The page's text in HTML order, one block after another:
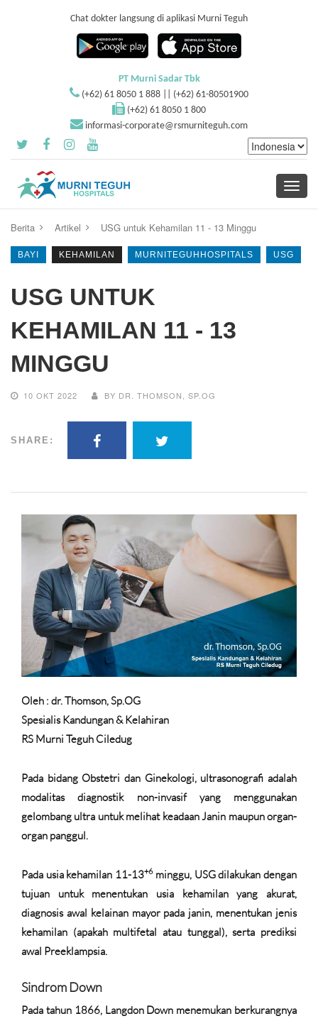
Chat dokter langsung di aplikasi Murni Teguh
PT Murni Sadar Tbk
(+62) 61 8050 1 888 || (+62) 61-80501900
(+62) 61 8050 1 800
informasi-corporate@rsmurniteguh.com
Toggle
Berita Artikel USG untuk Kehamilan 11 - 13 Minggu
BAYI KEHAMILAN MURNITEGUHHOSPITALS USG
USG UNTUK
KEHAMILAN 11 - 13
MINGGU
10 OKT 2022 BY DR. THOMSON, SP.OG
SHARE:
Oleh : dr. Thomson, Sp.OG
Spesialis Kandungan & Kelahiran
RS Murni Teguh Ciledug
Pada bidang Obstetri dan Ginekologi, ultrasonografi adalah
modalitas diagnostik non-invasif yang menggunakan
gelombang ultra untuk melihat keadaan Janin maupun organ-
organ panggul.
Pada usia kehamilan 11-13+6minggu, USG dilakukan dengan
tujuan untuk menentukan usia kehamilan yang akurat,
diagnosis awal kelainan mayor pada janin, menentukan jenis
kehamilan (apakah multifetal atau tunggal), serta prediksi
awal Preeklampsia.
Sindrom Down
Pada tahun 1866, Langdon Down menemukan berkurangnya